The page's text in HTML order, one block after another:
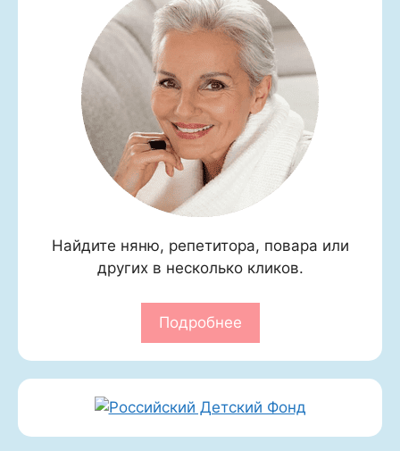
Найдите няню, репетитора, повара или
других в несколько кликов.
Подробнее